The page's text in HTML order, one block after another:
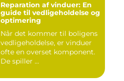
Reparation af vinduer: En
guide til vedligeholdelse og
optimering
Når det kommer til boligens
vedligeholdelse, er vinduer
ofte en overset komponent.
De spiller ...